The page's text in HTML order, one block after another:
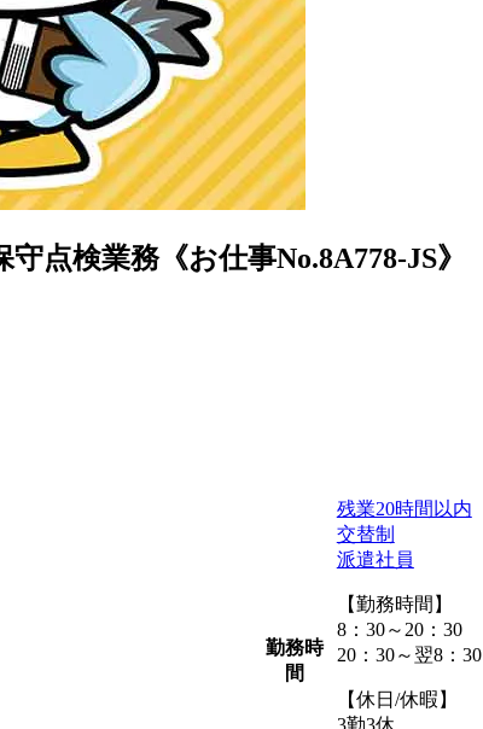
点検業務《お仕事No.8A778-JS》
勤務時
間
残業20時間以内
交替制
派遣社員
【勤務時間】
8：30～20：30
20：30～翌8：30
【休日/休暇】
3勤3休